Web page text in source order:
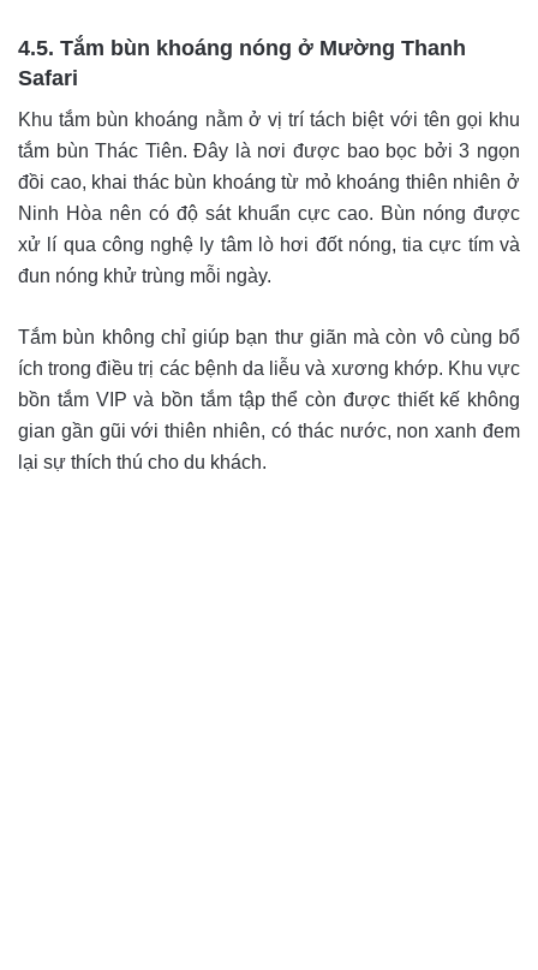
4.5. Tắm bùn khoáng nóng ở Mường Thanh
Safari
Khu tắm bùn khoáng nằm ở vị trí tách biệt với tên gọi khu
tắm bùn Thác Tiên. Đây là nơi được bao bọc bởi 3 ngọn
đồi cao, khai thác bùn khoáng từ mỏ khoáng thiên nhiên ở
Ninh Hòa nên có độ sát khuẩn cực cao. Bùn nóng được
xử lí qua công nghệ ly tâm lò hơi đốt nóng, tia cực tím và
đun nóng khử trùng mỗi ngày.
Tắm bùn không chỉ giúp bạn thư giãn mà còn vô cùng bổ
ích trong điều trị các bệnh da liễu và xương khớp. Khu vực
bồn tắm VIP và bồn tắm tập thể còn được thiết kế không
gian gần gũi với thiên nhiên, có thác nước, non xanh đem
lại sự thích thú cho du khách.